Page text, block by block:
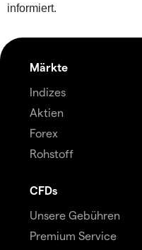
informiert.
Märkte
Indizes
Aktien
Forex
Rohstoff
CFDs
Unsere Gebühren
Premium Service